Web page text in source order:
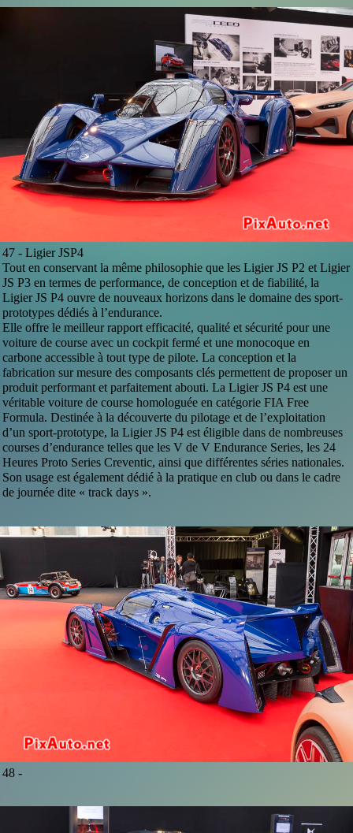
47 -Ligier JSP4
Tout en conservant la même philosophie que les Ligier JS P2 et Ligier
JS P3 en termes de performance, de conception et de fiabilité, la
Ligier JS P4 ouvre de nouveaux horizons dans le domaine des sport-
prototypes dédiés à l’endurance.
Elle offre le meilleur rapport efficacité, qualité et sécurité pour une
voiture de course avec un cockpit fermé et une monocoque en
carbone accessible à tout type de pilote. La conception et la
fabrication sur mesure des composants clés permettent de proposer un
produit performant et parfaitement abouti. La Ligier JS P4 est une
véritable voiture de course homologuée en catégorie FIA Free
Formula. Destinée à la découverte du pilotage et de l’exploitation
d’un sport-prototype, la Ligier JS P4 est éligible dans de nombreuses
courses d’endurance telles que les V de V Endurance Series, les 24
Heures Proto Series Creventic, ainsi que différentes séries nationales.
Son usage est également dédié à la pratique en club ou dans le cadre
de journée dite « track days ».
48 -